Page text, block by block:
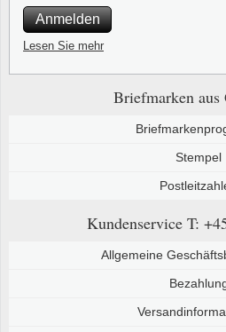
Briefmarken aus
Stempel
Kundenservice T:
Allgemeine
Anmelden
Lesen Sie mehr